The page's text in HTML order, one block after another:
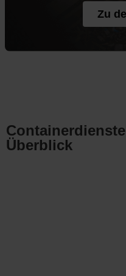
Zu
Überblick